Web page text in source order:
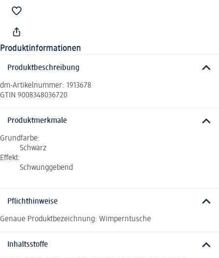
Produktinformationen
Produktbeschreibung
dm-Artikelnummer: 1913678
GTIN 9008348036720
Produktmerkmale
Grundfarbe:
Schwarz
Effekt:
Schwunggebend
Pflichthinweise
Genaue Produktbezeichnung: Wimperntusche
Inhaltsstoffe